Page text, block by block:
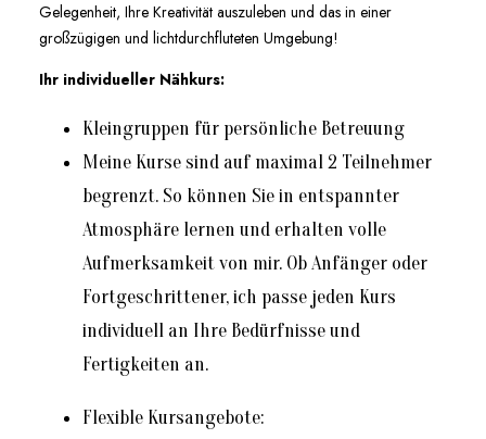
Gelegenheit, Ihre Kreativität auszuleben und das in einer
großzügigen und lichtdurchfluteten Umgebung!
Ihr individueller Nähkurs:
Kleingruppen für persönliche Betreuung
Meine Kurse sind auf maximal 2 Teilnehmer
begrenzt. So können Sie in entspannter
Atmosphäre lernen und erhalten volle
Aufmerksamkeit von mir. Ob Anfänger oder
Fortgeschrittener, ich passe jeden Kurs
individuell an Ihre Bedürfnisse und
Fertigkeiten an.
Flexible Kursangebote: